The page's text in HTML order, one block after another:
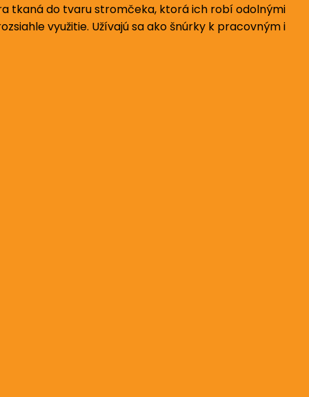
tkaná do tvaru stromčeka, ktorá ich robí odolnými
využitie. Užívajú sa ako šnúrky k pracovným i